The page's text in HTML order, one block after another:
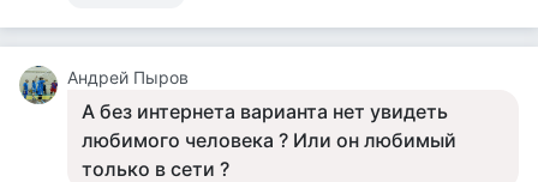
Андрей Пыров
А без интернета варианта нет увидеть
любимого человека ? Или он любимый
только в сети ?